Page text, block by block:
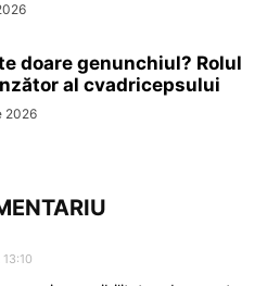
doare genunchiul? Rolul
al cvadricepsului
2026